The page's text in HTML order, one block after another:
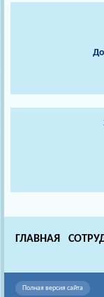
ГЛАВНАЯ
Полная версия сайта